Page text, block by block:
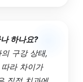
하나요?
구강 상태,
라 차이가